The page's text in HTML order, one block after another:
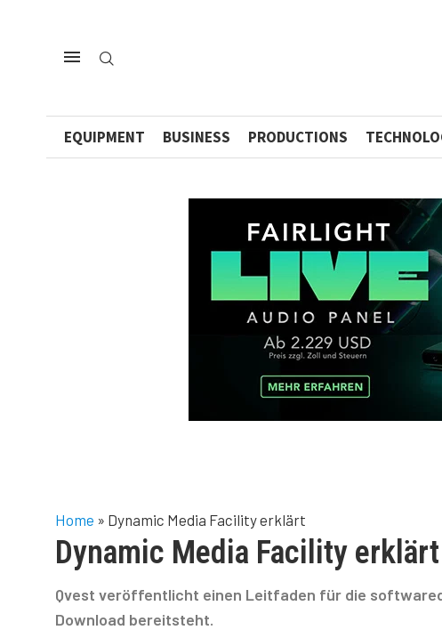
EQUIPMENT BUSINESS PRODUCTIONS
Home » Dynamic Media Facility erklärt
Dynamic Media Facility erklärt
Qvest veröffentlicht einen Leitfaden für die
Download bereitsteht.